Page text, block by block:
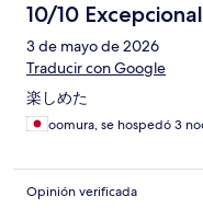
10/10 Excepcional
3 de mayo de 2026
Traducir con Google
楽しめた
oomura, se hospedó 3
Opinión verificada